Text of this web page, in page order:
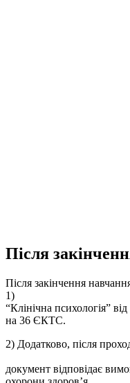
Після
Після закінчення
1)
“Клінічна психологія”
на 36 ЄКТС.
2) Додатково, після
документ відповідає